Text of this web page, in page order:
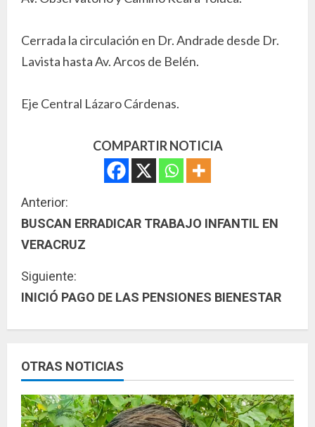
Cerrada la circulación en Dr. Andrade desde Dr.
Lavista hasta Av. Arcos de Belén.
Eje Central Lázaro Cárdenas.
COMPARTIR NOTICIA
S
i
u
e
e
y
Anterior:
BUSCAN ERRADICAR TRABAJO INFANTIL EN
VERACRUZ
Siguiente:
INICIÓ PAGO DE LAS PENSIONES BIENESTAR
OTRAS NOTICIAS